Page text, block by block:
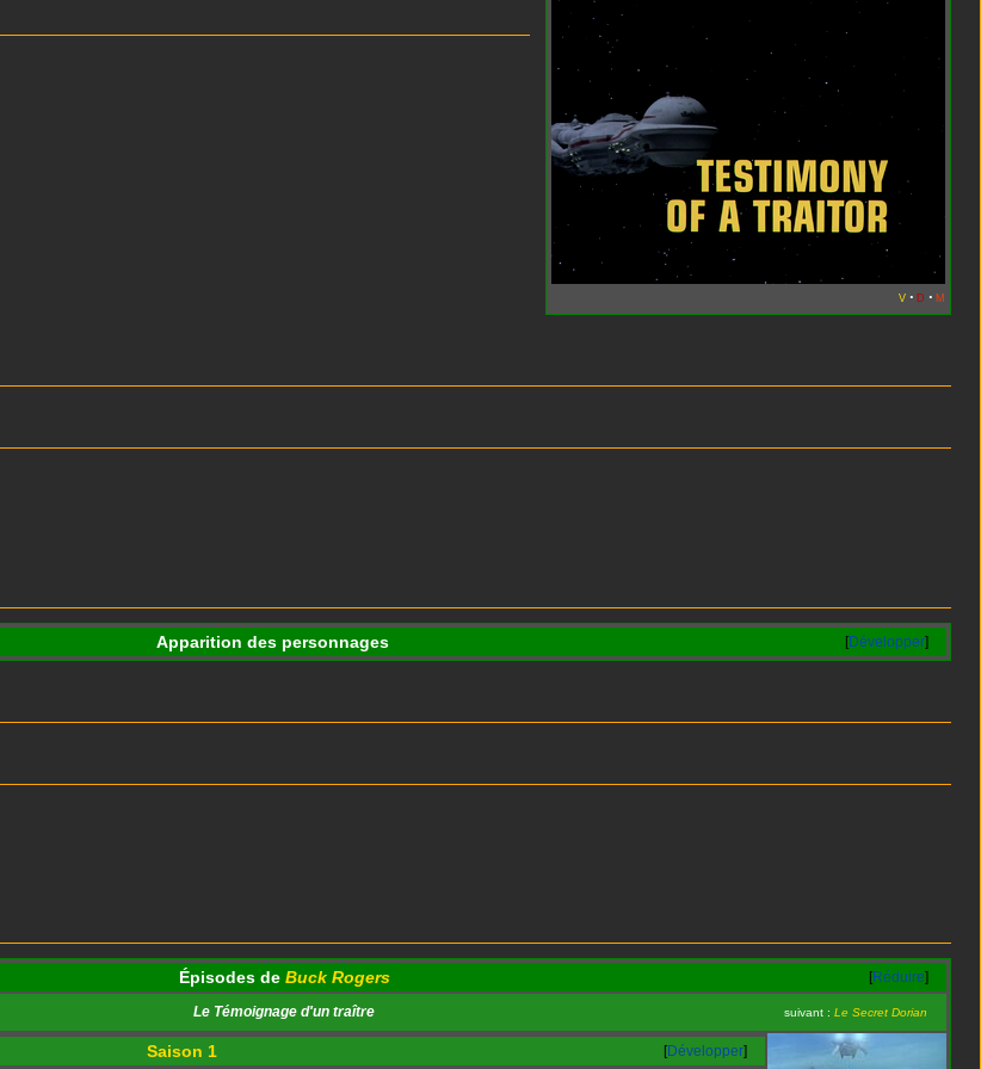
v d m
Développer
Apparition des personnages
Réduire
Épisodes de Buck Rogers
Le Témoignage d'un traître suivant :Le Secret Dorian
Développer
Saison 1